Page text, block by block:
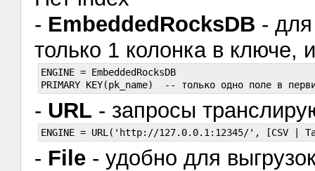
- EmbeddedRocksDB -
только 1 колонка в ключе,
ENGINE = EmbeddedRocksDB
- URL - запросы
- File - удобно для